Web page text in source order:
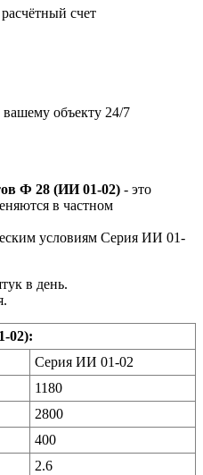
счет
объекту 24/7
Ф 28 (ИИ 01-02) - это
в частном
условиям Серия ИИ 01-
в день.
02):
Серия ИИ 01-02
1180
2800
400
2.6